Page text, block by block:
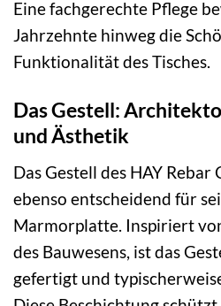
Eine fachgerechte Pflege
Jahrzehnte hinweg die
Funktionalität des Tisches.
Das Gestell:
und Ästhetik
Das Gestell des HAY Rebar
ebenso entscheidend für
Marmorplatte. Inspiriert
des Bauwesens, ist das
gefertigt und